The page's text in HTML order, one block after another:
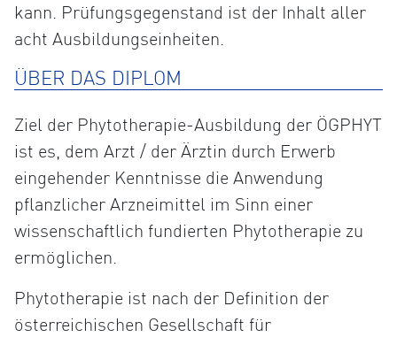
kann. Prüfungsgegenstand ist der Inhalt aller
acht Ausbildungseinheiten.
ÜBER DAS DIPLOM
Ziel der Phytotherapie-Ausbildung der ÖGPHYT
ist es, dem Arzt / der Ärztin durch Erwerb
eingehender Kenntnisse die Anwendung
pflanzlicher Arzneimittel im Sinn einer
wissenschaftlich fundierten Phytotherapie zu
ermöglichen.
Phytotherapie ist nach der Definition der
österreichischen Gesellschaft für